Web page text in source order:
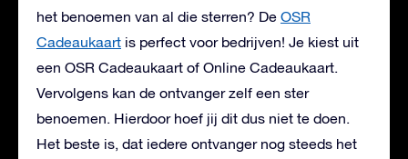
het benoemen van al die sterren? De OSR
Cadeaukaart is perfect voor bedrijven! Je kiest uit
een OSR Cadeaukaart of Online Cadeaukaart.
Vervolgens kan de ontvanger zelf een ster
benoemen. Hierdoor hoef jij dit dus niet te doen.
Het beste is, dat iedere ontvanger nog steeds het